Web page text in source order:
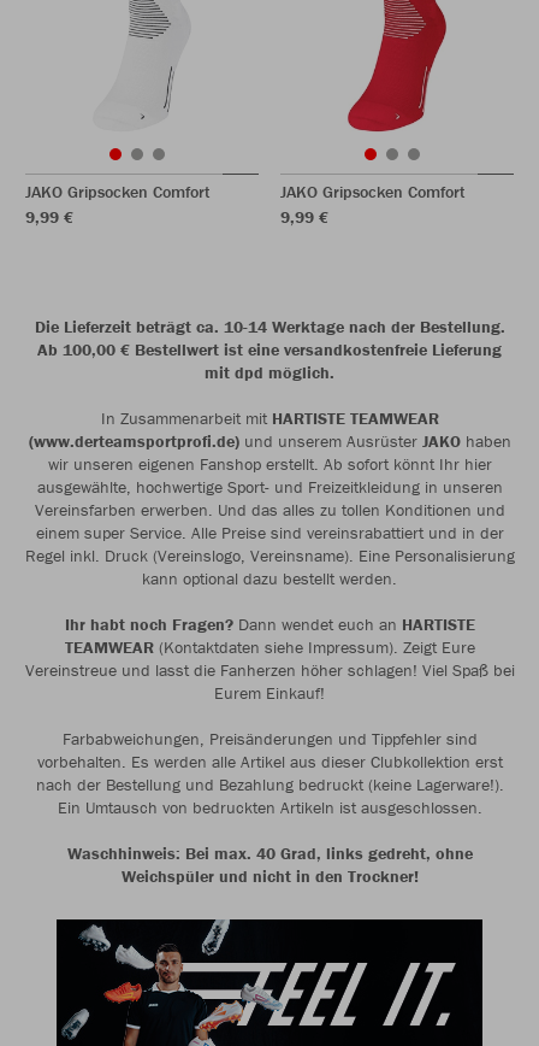
JAKO Gripsocken Comfort
9,99 €
JAKO Gripsocken Comfort
9,99 €
Die Lieferzeit beträgt ca. 10-14 Werktage nach der Bestellung.
Ab 100,00 € Bestellwert ist eine versandkostenfreie Lieferung
mit dpd möglich.
In Zusammenarbeit mit HARTISTE TEAMWEAR
(www.derteamsportprofi.de)und unserem Ausrüster JAKOhaben
wir unseren eigenen Fanshop erstellt. Ab sofort könnt Ihr hier
ausgewählte, hochwertige Sport- und Freizeitkleidung in unseren
Vereinsfarben erwerben. Und das alles zu tollen Konditionen und
einem super Service. Alle Preise sind vereinsrabattiert und in der
Regel inkl. Druck (Vereinslogo, Vereinsname). Eine Personalisierung
kann optional dazu bestellt werden.
Ihr habt noch Fragen? Dann wendet euch an HARTISTE
TEAMWEAR(Kontaktdaten siehe Impressum). Zeigt Eure
Vereinstreue und lasst die Fanherzen höher schlagen! Viel Spaß bei
Eurem Einkauf!
Farbabweichungen, Preisänderungen und Tippfehler sind
vorbehalten. Es werden alle Artikel aus dieser Clubkollektion erst
nach der Bestellung und Bezahlung bedruckt (keine Lagerware!).
Ein Umtausch von bedruckten Artikeln ist ausgeschlossen.
Waschhinweis: Bei max. 40 Grad, links gedreht, ohne
Weichspüler und nicht in den Trockner!